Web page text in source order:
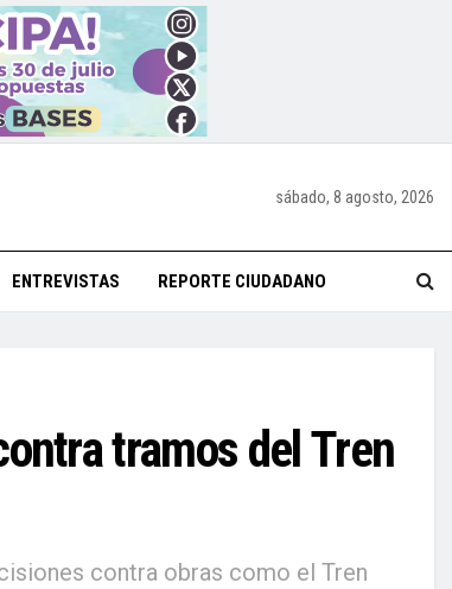
sábado, 8 agosto, 2026
ENTREVISTAS REPORTE CIUDADANO
tramos del Tren
contra obras como el Tren